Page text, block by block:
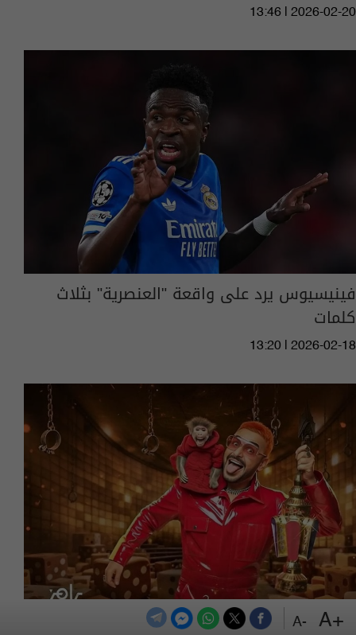
+A
-A
13:46 | 2026-02-20
فينيسيوس يرد على واقعة "العنصرية" بثلاث
كلمات
13:20 | 2026-02-18
رامز جلال يكشف عن "ضحاياه" في رمضان 2026